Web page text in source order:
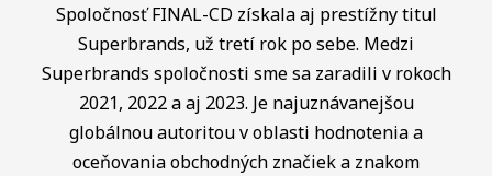
Spoločnosť FINAL-CD získala aj prestížny titul
Superbrands, už tretí rok po sebe. Medzi
Superbrands spoločnosti sme sa zaradili v rokoch
2021, 2022 a aj 2023. Je najuznávanejšou
globálnou autoritou v oblasti hodnotenia a
oceňovania obchodných značiek a znakom